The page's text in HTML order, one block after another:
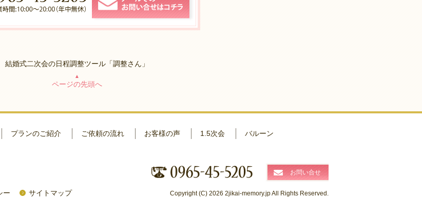
結婚式二次会の日程調整ツール「調整さん」
▲
ページの先頭へ
プランのご紹介 ご依頼の流れ お客様の声 1.5次会 バルーン
ー サイトマップ
お問い合せ
Copyright (C) 2026 2jikai-memory.jp All Rights Reserved.